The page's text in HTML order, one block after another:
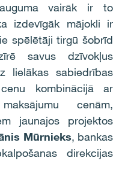
vairāk ir to
izdevīgāk mājokli ir
spēlētāji tirgū šobrīd
savus dzīvokļus
lielākas sabiedrības
kombinācijā ar
cenām,
jaunajos projektos
Mūrnieks, bankas
direkcijas